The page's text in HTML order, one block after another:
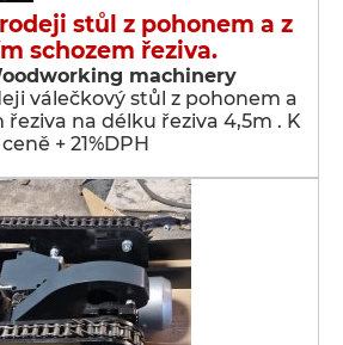
stůl z pohonem a z
schozem řeziva.
machinery
válečkový stůl z pohonem a
na délku řeziva 4,5m . K
ceně + 21%DPH